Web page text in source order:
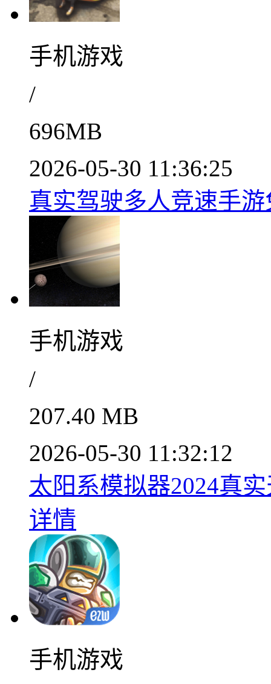
手机游戏
/
696MB
2026-05-30 11:36:25
真实驾驶多人竞速手
手机游戏
/
207.40 MB
2026-05-30 11:32:12
太阳系模拟器2024真
详情
手机游戏